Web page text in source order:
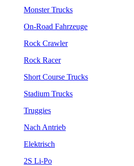
Monster Trucks
On-Road Fahrzeuge
Rock Crawler
Rock Racer
Short Course Trucks
Stadium Trucks
Truggies
Nach Antrieb
Elektrisch
2S Li-Po